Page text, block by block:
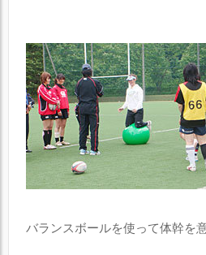
バランスボールを使って体幹を